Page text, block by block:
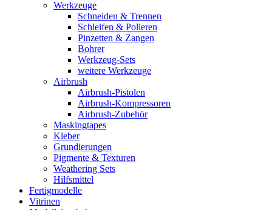
Werkzeuge
Schneiden & Trennen
Schleifen & Polieren
Pinzetten & Zangen
Bohrer
Werkzeug-Sets
weitere Werkzeuge
Airbrush
Airbrush-Pistolen
Airbrush-Kompressoren
Airbrush-Zubehör
Maskingtapes
Kleber
Grundierungen
Pigmente & Texturen
Weathering Sets
Hilfsmittel
Fertigmodelle
Vitrinen